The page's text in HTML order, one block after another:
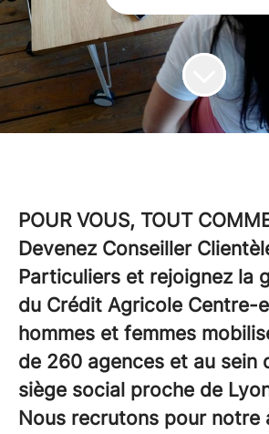
POUR VOUS, TOUT
Devenez Conseiller
Particuliers et rejoignez la
du Crédit Agricole Centre-
hommes et femmes
de 260 agences et au sein
siège social proche de
Nous recrutons pour notre